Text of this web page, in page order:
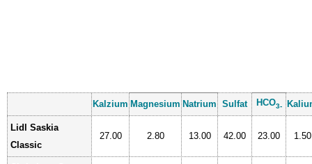
Kalzium Magnesium Natrium Sulfat HCO3-
Lidl Saskia
Classic
27.00 2.80 13.00 42.00 23.00 1.50